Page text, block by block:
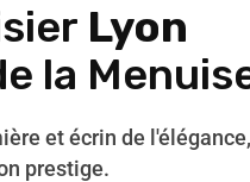
Lyon
la
et écrin de
prestige.